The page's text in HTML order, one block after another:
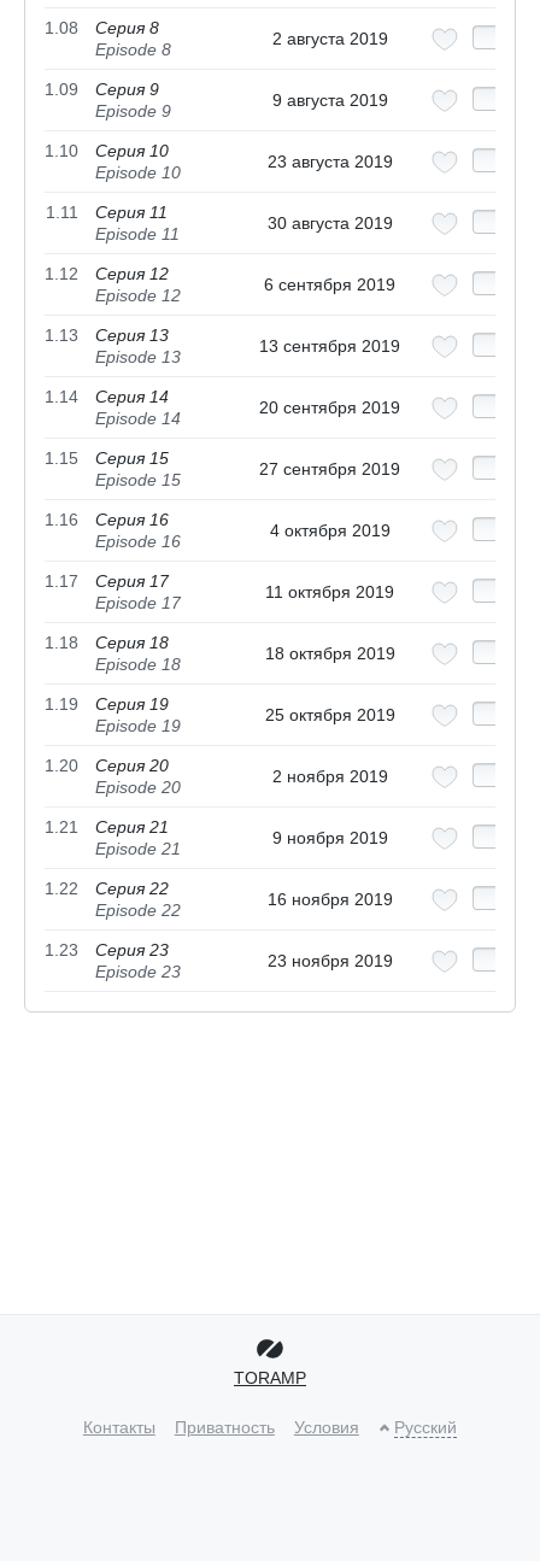
1.08
Серия 8
Episode 8
2 августа 2019
1.09
Серия 9
Episode 9
9 августа 2019
1.10
Серия 10
Episode 10
23 августа 2019
1.11
Серия 11
Episode 11
30 августа 2019
1.12
Серия 12
Episode 12
6 сентября 2019
1.13
Серия 13
Episode 13
13 сентября 2019
1.14
Серия 14
Episode 14
20 сентября 2019
1.15
Серия 15
Episode 15
27 сентября 2019
1.16
Серия 16
Episode 16
4 октября 2019
1.17
Серия 17
Episode 17
11 октября 2019
1.18
Серия 18
Episode 18
18 октября 2019
1.19
Серия 19
Episode 19
25 октября 2019
1.20
Серия 20
Episode 20
2 ноября 2019
1.21
Серия 21
Episode 21
9 ноября 2019
1.22
Серия 22
Episode 22
16 ноября 2019
1.23
Серия 23
Episode 23
23 ноября 2019
TORAMP
Контакты Приватность Условия Русский